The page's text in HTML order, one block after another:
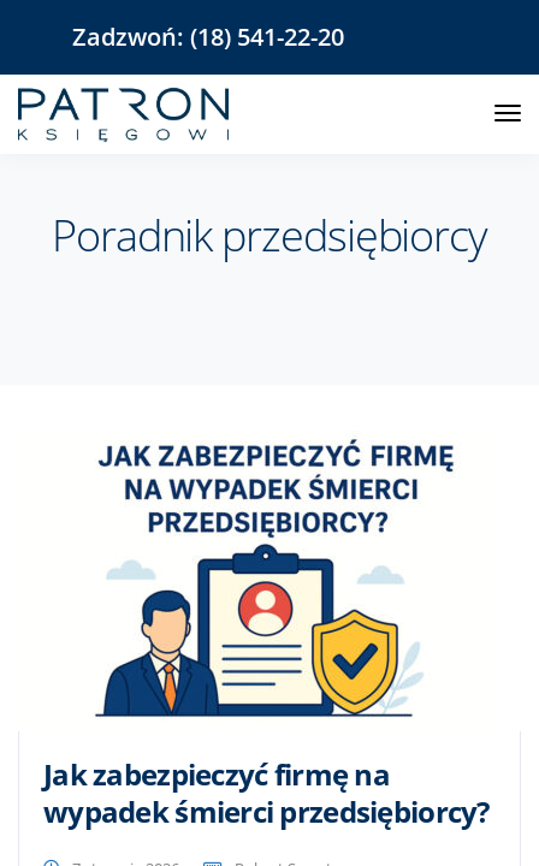
Zadzwoń: (18) 541-22-20
Poradnik przedsiębiorcy
Jak zabezpieczyć firmę na
wypadek śmierci przedsiębiorcy?